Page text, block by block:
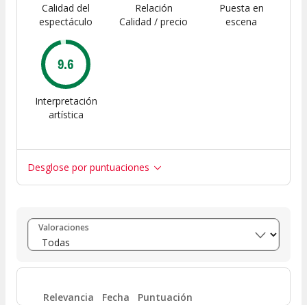
Calidad del
espectáculo
Relación
Calidad / precio
Puesta en
escena
9.6
Interpretación
artística
Desglose por puntuaciones
Entre 8 y 10 (261)
Entre 6 y 8 (21)
Entre 4 y 6 7
Valoraciones
Relevancia Fecha Puntuación